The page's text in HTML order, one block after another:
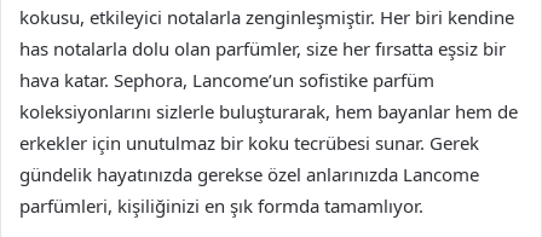
kokusu, etkileyici notalarla zenginleşmiştir. Her biri kendine
has notalarla dolu olan parfümler, size her fırsatta eşsiz bir
hava katar. Sephora, Lancome’un sofistike parfüm
koleksiyonlarını sizlerle buluşturarak, hem bayanlar hem de
erkekler için unutulmaz bir koku tecrübesi sunar. Gerek
gündelik hayatınızda gerekse özel anlarınızda Lancome
parfümleri, kişiliğinizi en şık formda tamamlıyor.